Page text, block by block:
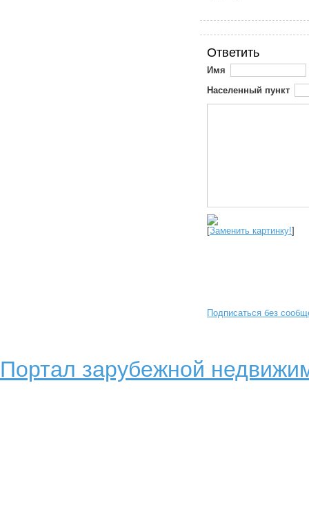
Ответить
Имя
Населенный пункт
[Заменить картинку!]
Подписаться без
Портал зарубежной